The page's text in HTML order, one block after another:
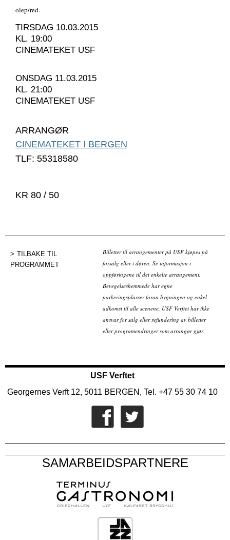
olep/red.
TIRSDAG 10.03.2015
KL. 19:00
CINEMATEKET USF
ONSDAG 11.03.2015
KL. 21:00
CINEMATEKET USF
ARRANGØR
CINEMATEKET I BERGEN
TLF: 55318580
KR 80 / 50
TILBAKE TIL
PROGRAMMET
Billetter til arrangementer på USF kjøpes på
forsalg eller i døren. Se informasjon i
oppføringene til det enkelte arrangement.
Bevegelseshemmede har egne
parkeringsplasser foran bygningen og enkel
adkomst til alle scenene. USF Verftet har ikke
ansvar for salg eller refundering av billetter
eller programendringer som arrangør gjør.
USF Verftet
Georgernes Verft 12, 5011 BERGEN, Tel. +47 55 30 74 10
SAMARBEIDSPARTNERE